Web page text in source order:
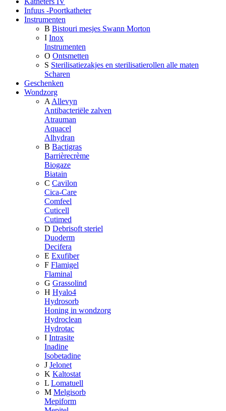
Infuus -Poortkatheter
Instrumenten
B Bistouri mesjes Swann Morton
I Inox
Instrumenten
O Ontsmetten
S Sterilisatiezakjes en sterilisatierollen alle maten
Scharen
Geschenken
Wondzorg
A Allevyn
Antibacteriële zalven
Atrauman
Aquacel
Alhydran
B Bactigras
Barrièrecrème
Biogaze
Biatain
C Cavilon
Cica-Care
Comfeel
Cuticell
Cutimed
D Debrisoft steriel
Duoderm
Decifera
E Exufiber
F Flamigel
Flaminal
G Grassolind
H Hyalo4
Hydrosorb
Honing in wondzorg
Hydroclean
Hydrotac
I Intrasite
Inadine
Isobetadine
J Jelonet
K Kaltostat
L Lomatuell
M Melgisorb
Mepiform